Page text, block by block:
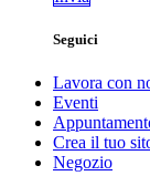
Seguici
Lavora con
Eventi
Crea il tuo
Negozio